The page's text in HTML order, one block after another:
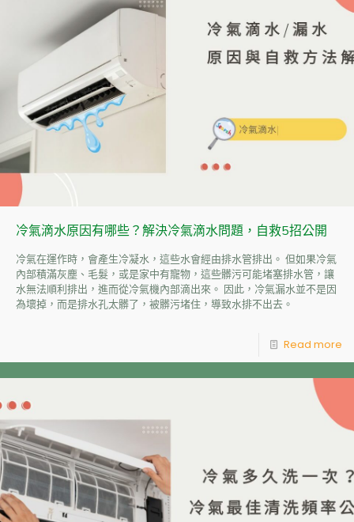
冷氣滴水原因有哪些？解決冷氣滴水問題，自救5招公開
冷氣在運作時，會產生冷凝水，這些水會經由排水管排出。 但如果冷氣
內部積滿灰塵、毛髮，或是家中有寵物，這些髒污可能堵塞排水管，讓
水無法順利排出，進而從冷氣機內部滴出來。 因此，冷氣漏水並不是因
為壞掉，而是排水孔太髒了，被髒污堵住，導致水排不出去。
Read more